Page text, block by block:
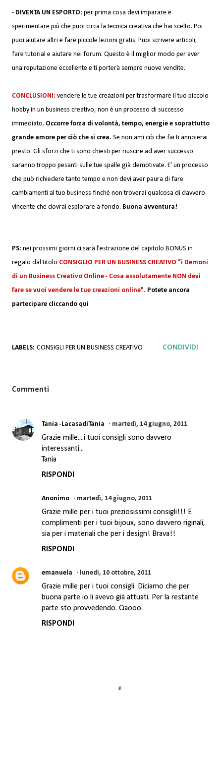
- DIVENTA UN ESPORTO: per prima cosa devi imparare e
sperimentare più che puoi circa la tecnica creativa che hai scelto. Poi
puoi aiutare altri e fare piccole lezioni gratis. Puoi scrivere articoli,
fare tutorial e aiutare nei forum. Questo è il miglior modo per aver
una reputazione eccellente e ti porterà sempre nuove vendite.
CONCLUSIONI: vendere le tue creazioni per trasformare il tuo piccolo
hobby in un business creativo, non è un processo di successo
immediato. Occorre forza di volontà, tempo, energie e soprattutto
grande amore per ciò che si crea. Se non ami ciò che fai ti annoierai
presto. Gli sforzi che ti sono chiesti per riuscire ad aver successo
saranno troppo pesanti sulle tue spalle già demotivate. E' un processo
che può richiedere tanto tempo e non devi aver paura di fare
cambiamenti al tuo business finché non troverai qualcosa di davvero
vincente che dovrai esplorare a fondo. Buona avventura!
PS: nei prossimi giorni ci sarà l'estrazione del capitolo BONUS in
regalo dal titolo CONSIGLIO PER UN BUSINESS CREATIVO "i Demoni
di un Business Creativo Online - Cosa assolutamente NON devi
fare se vuoi vendere le tue creazioni online". Potete ancora
partecipare cliccando qui
LABELS: CONSIGLI PER UN BUSINESS CREATIVO CONDIVIDI
Commenti
Tania -LacasadiTania martedì, 14 giugno, 2011
Grazie mille....i tuoi consigli sono davvero
interessanti...
Tania
RISPONDI
Anonimo martedì, 14 giugno, 2011
Grazie mille per i tuoi preziosissimi consigli!!! E
complimenti per i tuoi bijoux, sono davvero riginali,
sia per i materiali che per i design! Brava!!
RISPONDI
emanuela lunedì, 10 ottobre, 2011
Grazie mille per i tuoi consigli. Diciamo che per
buona parte io li avevo già attuati. Per la restante
parte sto provvedendo. Ciaooo.
RISPONDI